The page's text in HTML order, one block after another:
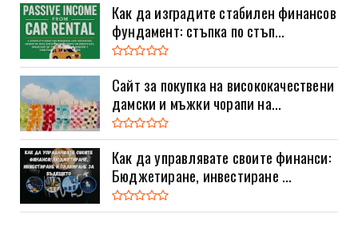
Как да изградите стабилен финансов
фундамент: стъпка по стъп...
Сайт за покупка на висококачествени
дамски и мъжки чорапи на...
Как да управлявате своите финанси:
Бюджетиране, инвестиране ...